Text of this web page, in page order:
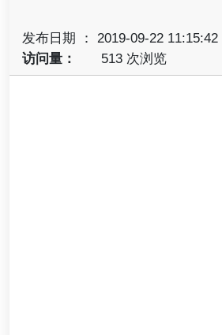
发布日期 ： 2019-09-22 11:15:42
访问量：
513 次浏览